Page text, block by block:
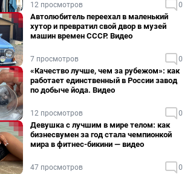
12 просмотров 0
Автолюбитель переехал в маленький
хутор и превратил свой двор в музей
машин времен СССР. Видео
7 просмотров 0
«Качество лучше, чем за рубежом»: как
работает единственный в России завод
по добыче йода. Видео
12 просмотров 0
Девушка с лучшим в мире телом: как
бизнесвумен за год стала чемпионкой
мира в фитнес-бикини — видео
47 просмотров 0